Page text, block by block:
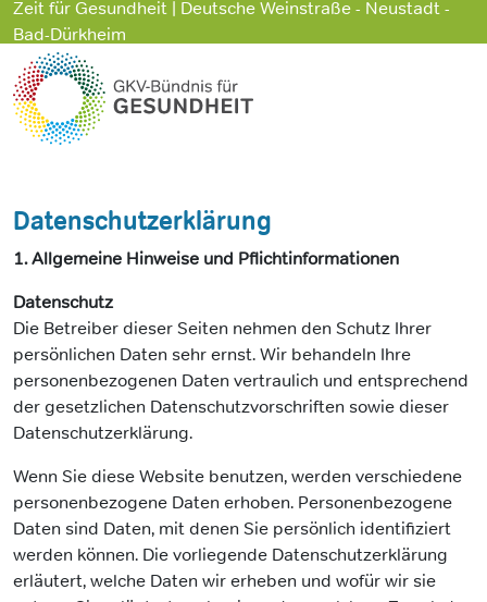
Zeit für Gesundheit | Deutsche Weinstraße - Neustadt -
Bad-Dürkheim
Datenschutzerklärung
1. Allgemeine Hinweise und Pflichtinformationen
Datenschutz
Die Betreiber dieser Seiten nehmen den Schutz Ihrer
persönlichen Daten sehr ernst. Wir behandeln Ihre
personenbezogenen Daten vertraulich und entsprechend
der gesetzlichen Datenschutzvorschriften sowie dieser
Datenschutzerklärung.
Wenn Sie diese Website benutzen, werden verschiedene
personenbezogene Daten erhoben. Personenbezogene
Daten sind Daten, mit denen Sie persönlich identifiziert
werden können. Die vorliegende Datenschutzerklärung
erläutert, welche Daten wir erheben und wofür wir sie